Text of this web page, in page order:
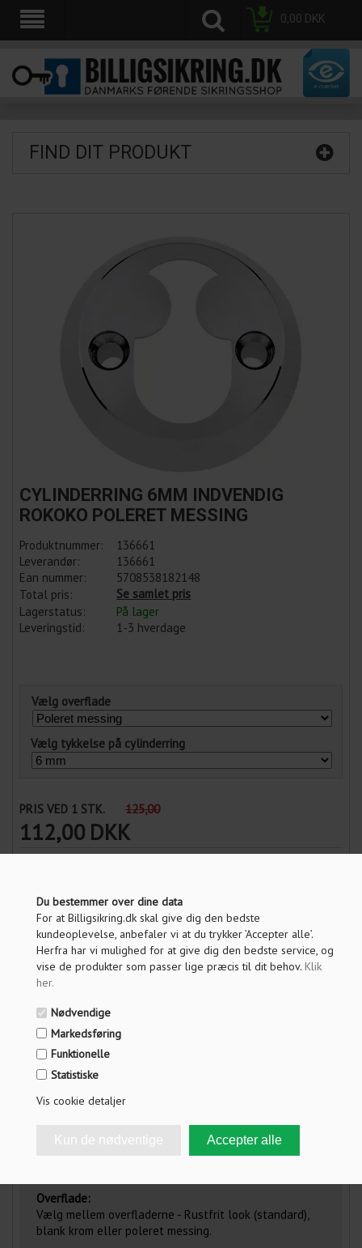
Du bestemmer over dine data
For at Billigsikring.dk skal give dig den bedste
kundeoplevelse, anbefaler vi at du trykker ’Accepter alle’.
Herfra har vi mulighed for at give dig den bedste service, og
vise de produkter som passer lige præcis til dit behov. Klik
her.
Nødvendige
Markedsføring
Funktionelle
Statistiske
Vis cookie detaljer
0,00 DKK
FIND DIT PRODUKT
CYLINDERRING 6MM INDVENDIG
ROKOKO POLERET MESSING
Produktnummer:
136661
Leverandør:
136661
Ean nummer:
5708538182148
Total pris:
Se samlet pris
Lagerstatus:
På lager
Leveringstid:
1-3 hverdage
Vælg overflade
Vælg tykkelse på cylinderring
PRIS VED 1 STK. 125,00
112,00 DKK
Vis pris uden moms
ANTAL
LÆG I KURV
OM PRODUKTET
SPØRG OS
FRAGT INFO
Overflade:
Vælg mellem overfladerne - Rustfrit look (standard),
blank krom eller poleret messing.